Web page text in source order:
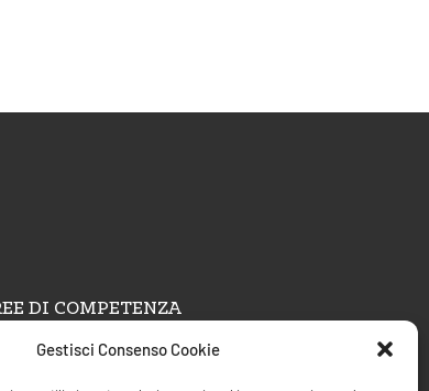
Gestisci Consenso Cookie
DI COMPETENZA